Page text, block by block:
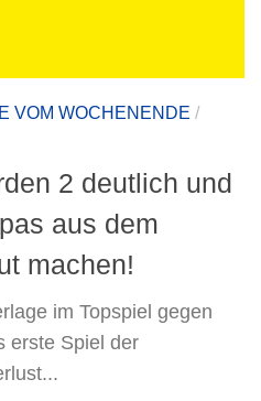
VOM WOCHENENDE /
2 deutlich und
aus dem
machen!
im Topspiel gegen
erste Spiel der